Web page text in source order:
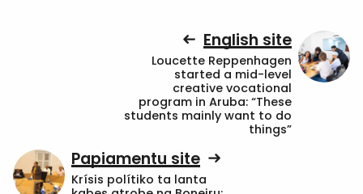
English site
Loucette Reppenhagen
started a mid-level
creative vocational
program in Aruba: “These
students mainly want to do
things”
Papiamentu site
Krísis polítiko ta lanta